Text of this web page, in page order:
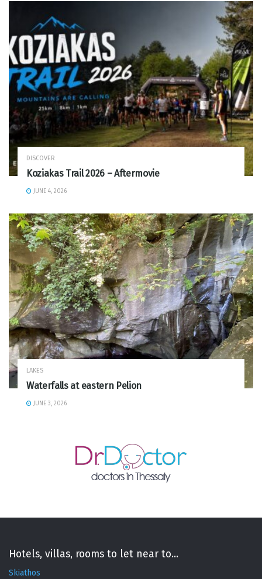
DISCOVER
Koziakas Trail 2026 – Aftermovie
JUNE 4, 2026
LAKES
Waterfalls at eastern Pelion
JUNE 3, 2026
Hotels, villas, rooms to let near to...
Skiathos